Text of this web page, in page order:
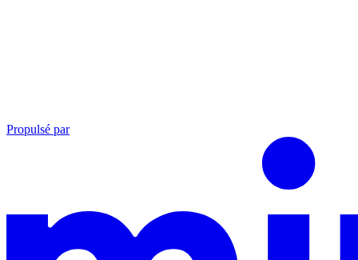
Propulsé par